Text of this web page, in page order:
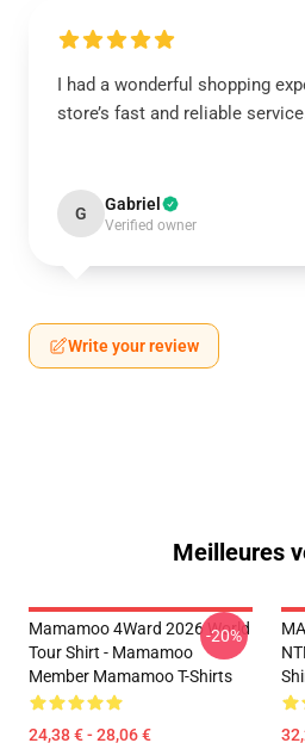
I had a wonderful shopping
store’s fast and reliable
G Gabriel
Verified owner
Write your review
Meilleures
Mamamoo 4Ward 2026 World
Tour Shirt - Mamamoo
Member Mamamoo T-Shirts
24,38 € - 28,06 €
-20%